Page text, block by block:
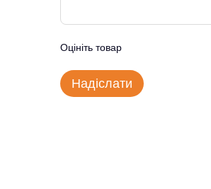
Оцініть товар
Надіслати